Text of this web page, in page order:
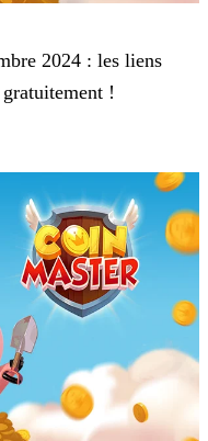
2024 : les liens
!